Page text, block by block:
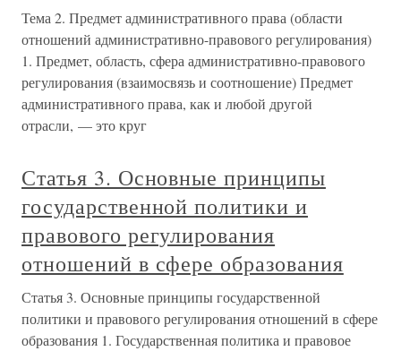
Тема 2. Предмет административного права (области
отношений административно-правового регулирования)
1. Предмет, область, сфера административно-правового
регулирования (взаимосвязь и соотношение) Предмет
административного права, как и любой другой
отрасли, — это круг
Статья 3. Основные принципы
государственной политики и
правового регулирования
отношений в сфере образования
Статья 3. Основные принципы государственной
политики и правового регулирования отношений в сфере
образования 1. Государственная политика и правовое